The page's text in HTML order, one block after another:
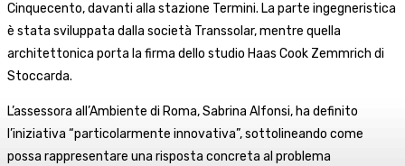
Cinquecento, davanti alla stazione Termini. La parte ingegneristica
è stata sviluppata dalla società Transsolar, mentre quella
architettonica porta la firma dello studio Haas Cook Zemmrich di
Stoccarda.
L’assessora all’Ambiente di Roma, Sabrina Alfonsi, ha definito
l’iniziativa “particolarmente innovativa”, sottolineando come
possa rappresentare una risposta concreta al problema